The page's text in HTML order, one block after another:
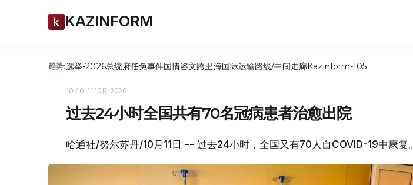
KAZINFORM
趋势:选举-2026总统府任免事件国情咨文跨里海国际运输路线/中间走廊Kazinform-105
10:40, 11 10月 2020
过去24小时全国共有70名冠病患者治愈出院
哈通社/努尔苏丹/10月11日 -- 过去24小时，全国又有70人自COVID-19中康复。